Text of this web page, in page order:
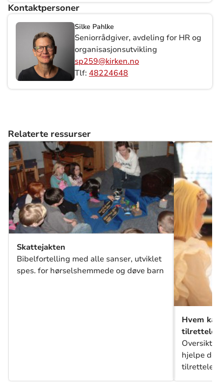
Kontaktpersoner
Silke Pahlke
Seniorrådgiver, avdeling for HR og
organisasjonsutvikling
sp259@kirken.no
Tlf: 48224648
Relaterte ressurser
Skattejakten
Bibelfortelling med alle sanser, utviklet
spes. for hørselshemmede og døve barn
Hvem
Oversikt
hjelpe